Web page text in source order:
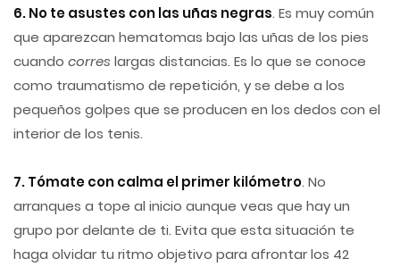
6. No te asustes con las uñas negras. Es muy común
que aparezcan hematomas bajo las uñas de los pies
cuando corres largas distancias. Es lo que se conoce
como traumatismo de repetición, y se debe a los
pequeños golpes que se producen en los dedos con el
interior de los tenis.
7. Tómate con calma el primer kilómetro. No
arranques a tope al inicio aunque veas que hay un
grupo por delante de ti. Evita que esta situación te
haga olvidar tu ritmo objetivo para afrontar los 42